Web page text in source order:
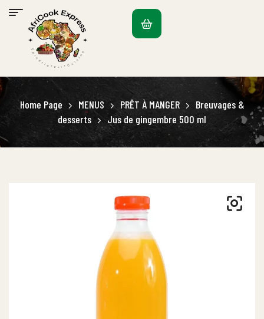
Home Page MENUS PRÊT À MANGER
Breuvages &
desserts
Jus de gingembre 500 ml